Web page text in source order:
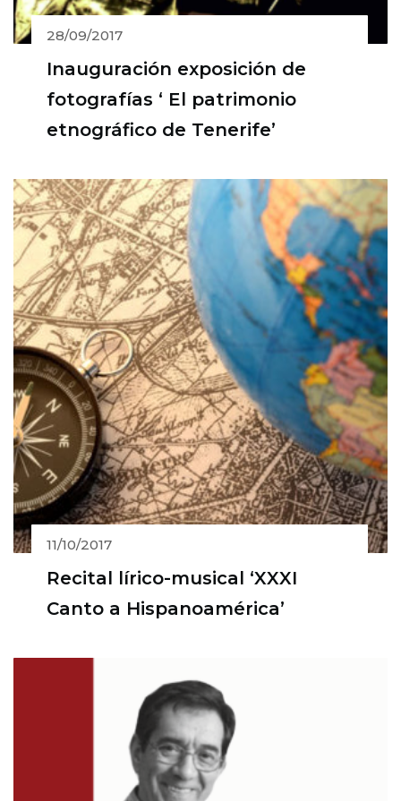
28/09/2017
Inauguración exposición de
fotografías ‘ El patrimonio
etnográfico de Tenerife’
11/10/2017
Recital lírico-musical ‘XXXI
Canto a Hispanoamérica’